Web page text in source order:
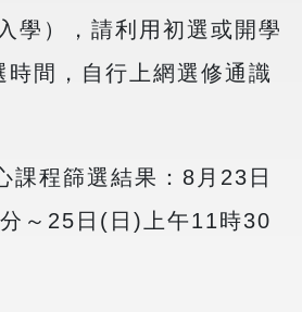
學），請利用初選或開學
間，自行上網選修通識
課程篩選結果：8月23日
～25日(日)上午11時30